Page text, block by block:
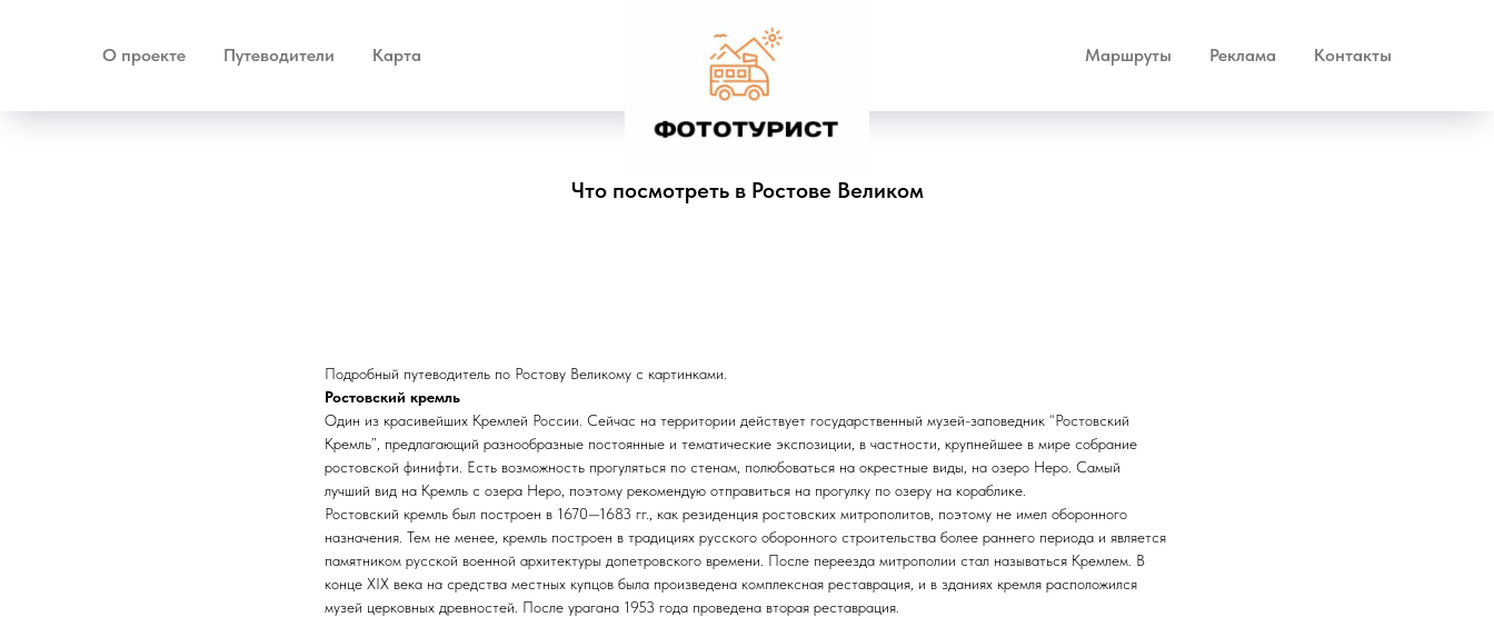
О проекте Путеводители Карта Маршруты Реклама Контакты
Что посмотреть в Ростове Великом
Подробный путеводитель по Ростову Великому с картинками.
Ростовский кремль
Один из красивейших Кремлей России. Сейчас на территории действует государственный музей-заповедник “Ростовский
Кремль”, предлагающий разнообразные постоянные и тематические экспозиции, в частности, крупнейшее в мире собрание
ростовской финифти. Есть возможность прогуляться по стенам, полюбоваться на окрестные виды, на озеро Неро. Самый
лучший вид на Кремль с озера Неро, поэтому рекомендую отправиться на прогулку по озеру на кораблике.
Ростовский кремль был построен в 1670—1683 гг., как резиденция ростовских митрополитов, поэтому не имел оборонного
назначения. Тем не менее, кремль построен в традициях русского оборонного строительства более раннего периода и является
памятником русской военной архитектуры допетровского времени. После переезда митрополии стал называться Кремлем. В
конце XIX века на средства местных купцов была произведена комплексная реставрация, и в зданиях кремля расположился
музей церковных древностей. После урагана 1953 года проведена вторая реставрация.